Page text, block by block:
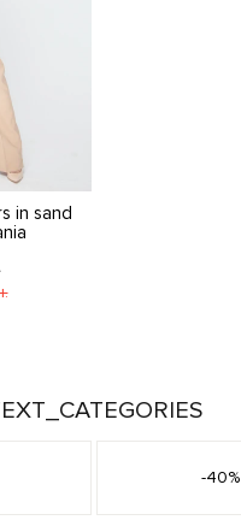
in sand
-40%